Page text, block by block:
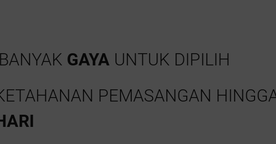
BANYAK GAYA UNTUK DIPILIH
PEMASANGAN